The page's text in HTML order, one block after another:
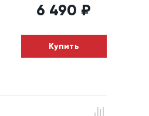
6 490 ₽
Купить